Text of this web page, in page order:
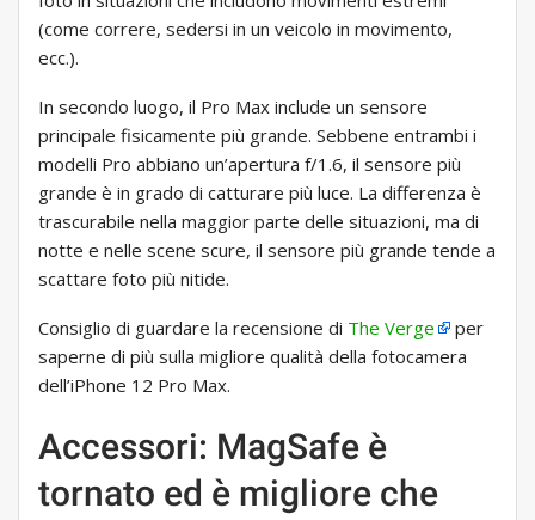
(come correre, sedersi in un veicolo in movimento,
ecc.).
In secondo luogo, il Pro Max include un sensore
principale fisicamente più grande. Sebbene entrambi i
modelli Pro abbiano un’apertura f/1.6, il sensore più
grande è in grado di catturare più luce. La differenza è
trascurabile nella maggior parte delle situazioni, ma di
notte e nelle scene scure, il sensore più grande tende a
scattare foto più nitide.
Consiglio di guardare la recensione di The Verge
per
saperne di più sulla migliore qualità della fotocamera
dell’iPhone 12 Pro Max.
Accessori: MagSafe è
tornato ed è migliore che